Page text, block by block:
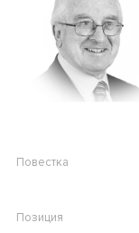
Повестка
Позиция